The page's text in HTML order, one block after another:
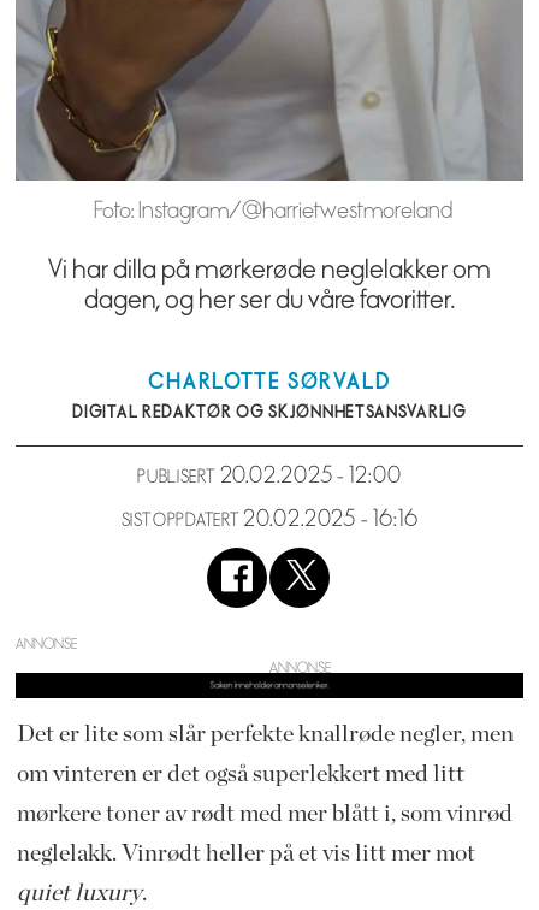
Foto: Instagram/@harrietwestmoreland
Vi har dilla på mørkerøde neglelakker om
dagen, og her ser du våre favoritter.
CHARLOTTE SØRVALD
DIGITAL REDAKTØR OG SKJØNNHETSANSVARLIG
PUBLISERT 20.02.2025 - 12:00
SIST OPPDATERT 20.02.2025 - 16:16
ANNONSE
Det er lite som slår perfekte knallrøde negler, men
om vinteren er det også superlekkert med litt
mørkere toner av rødt med mer blått i, som vinrød
neglelakk. Vinrødt heller på et vis litt mer mot
quiet luxury.